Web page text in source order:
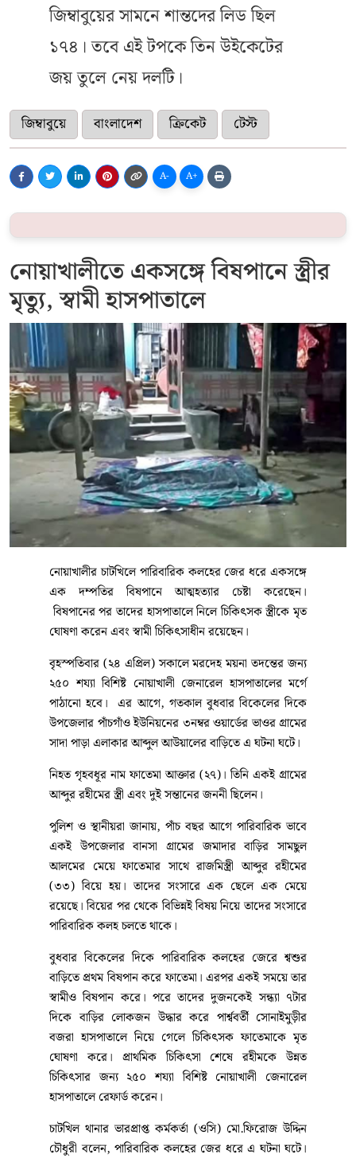
জিম্বাবুয়ের সামনে শান্তদের লিড ছিল
১৭৪। তবে এই টপকে তিন উইকেটের
জয় তুলে নেয় দলটি।
জিম্বাবুয়ে বাংলাদেশ ক্রিকেট টেস্ট
A- A+
নোয়াখালীতে একসঙ্গে বিষপানে স্ত্রীর
মৃত্যু, স্বামী হাসপাতালে
নোয়াখালীর চাটখিলে পারিবারিক কলহের জের ধরে একসঙ্গে
এক দম্পতির বিষপানে আত্মহত্যার চেষ্টা করেছেন।
বিষপানের পর তাদের হাসপাতালে নিলে চিকিৎসক স্ত্রীকে মৃত
ঘোষণা করেন এবং স্বামী চিকিৎসাধীন রয়েছেন।
বৃহস্পতিবার (২৪ এপ্রিল) সকালে মরদেহ ময়না তদন্তের জন্য
২৫০ শয্যা বিশিষ্ট নোয়াখালী জেনারেল হাসপাতালের মর্গে
পাঠানো হবে। এর আগে, গতকাল বুধবার বিকেলের দিকে
উপজেলার পাঁচগাঁও ইউনিয়নের ৩নম্বর ওয়ার্ডের ভাওর গ্রামের
সাদা পাড়া এলাকার আব্দুল আউয়ালের বাড়িতে এ ঘটনা ঘটে।
নিহত গৃহবধূর নাম ফাতেমা আক্তার (২৭)। তিনি একই গ্রামের
আব্দুর রহীমের স্ত্রী এবং দুই সন্তানের জননী ছিলেন।
পুলিশ ও স্থানীয়রা জানায়, পাঁচ বছর আগে পারিবারিক ভাবে
একই উপজেলার বানসা গ্রামের জমাদার বাড়ির সামছুল
আলমের মেয়ে ফাতেমার সাথে রাজমিস্ত্রী আব্দুর রহীমের
(৩৩) বিয়ে হয়। তাদের সংসারে এক ছেলে এক মেয়ে
রয়েছে। বিয়ের পর থেকে বিভিন্নই বিষয় নিয়ে তাদের সংসারে
পারিবারিক কলহ চলতে থাকে।
বুধবার বিকেলের দিকে পারিবারিক কলহের জেরে শ্বশুর
বাড়িতে প্রথম বিষপান করে ফাতেমা। এরপর একই সময়ে তার
স্বামীও বিষপান করে। পরে তাদের দুজনকেই সন্ধ্যা ৭টার
দিকে বাড়ির লোকজন উদ্ধার করে পার্শ্ববর্তী সোনাইমুড়ীর
বজরা হাসপাতালে নিয়ে গেলে চিকিৎসক ফাতেমাকে মৃত
ঘোষণা করে। প্রাথমিক চিকিৎসা শেষে রহীমকে উন্নত
চিকিৎসার জন্য ২৫০ শয্যা বিশিষ্ট নোয়াখালী জেনারেল
হাসপাতালে রেফার্ড করেন।
চাটখিল থানার ভারপ্রাপ্ত কর্মকর্তা (ওসি) মো.ফিরোজ উদ্দিন
চৌধুরী বলেন, পারিবারিক কলহের জের ধরে এ ঘটনা ঘটে।